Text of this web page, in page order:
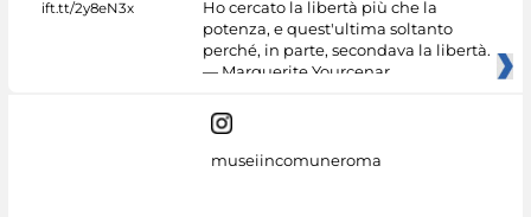
Ho cercato la libertà più che la
potenza, e quest'ultima soltanto
perché, in parte, secondava la libertà.
— Marguerite Yourcenar
museiincomuneroma